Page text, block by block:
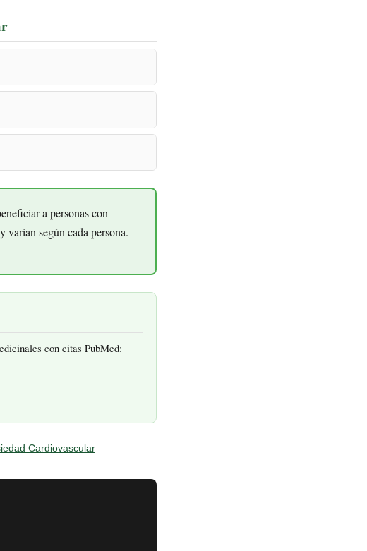
a personas con
varían según cada persona.
con citas PubMed:
Cardiovascular